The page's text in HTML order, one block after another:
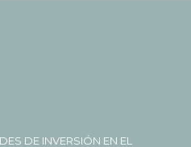
DE INVERSIÓN EN EL